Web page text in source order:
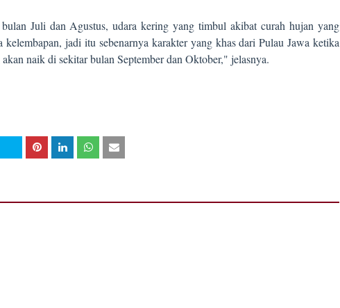
Juli dan Agustus, udara kering yang timbul akibat curah hujan yang
jadi itu sebenarnya karakter yang khas dari Pulau Jawa ketika
naik di sekitar bulan September dan Oktober," jelasnya.